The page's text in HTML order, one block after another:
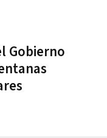
Gobierno